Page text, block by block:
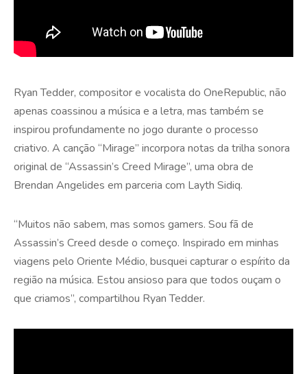
Ryan Tedder, compositor e vocalista do OneRepublic, não
apenas coassinou a música e a letra, mas também se
inspirou profundamente no jogo durante o processo
criativo. A canção “Mirage” incorpora notas da trilha sonora
original de “Assassin’s Creed Mirage”, uma obra de
Brendan Angelides em parceria com Layth Sidiq.
“Muitos não sabem, mas somos gamers. Sou fã de
Assassin’s Creed desde o começo. Inspirado em minhas
viagens pelo Oriente Médio, busquei capturar o espírito da
região na música. Estou ansioso para que todos ouçam o
que criamos”, compartilhou Ryan Tedder.